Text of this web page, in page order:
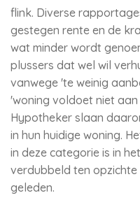
flink. Diverse
gestegen rente en de
wat minder wordt
plussers dat wel wil
vanwege 'te weinig
'woning voldoet niet
Hypotheker slaan
in hun huidige woning.
in deze categorie is in
verdubbeld ten
geleden.